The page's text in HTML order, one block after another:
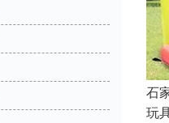
石
玩